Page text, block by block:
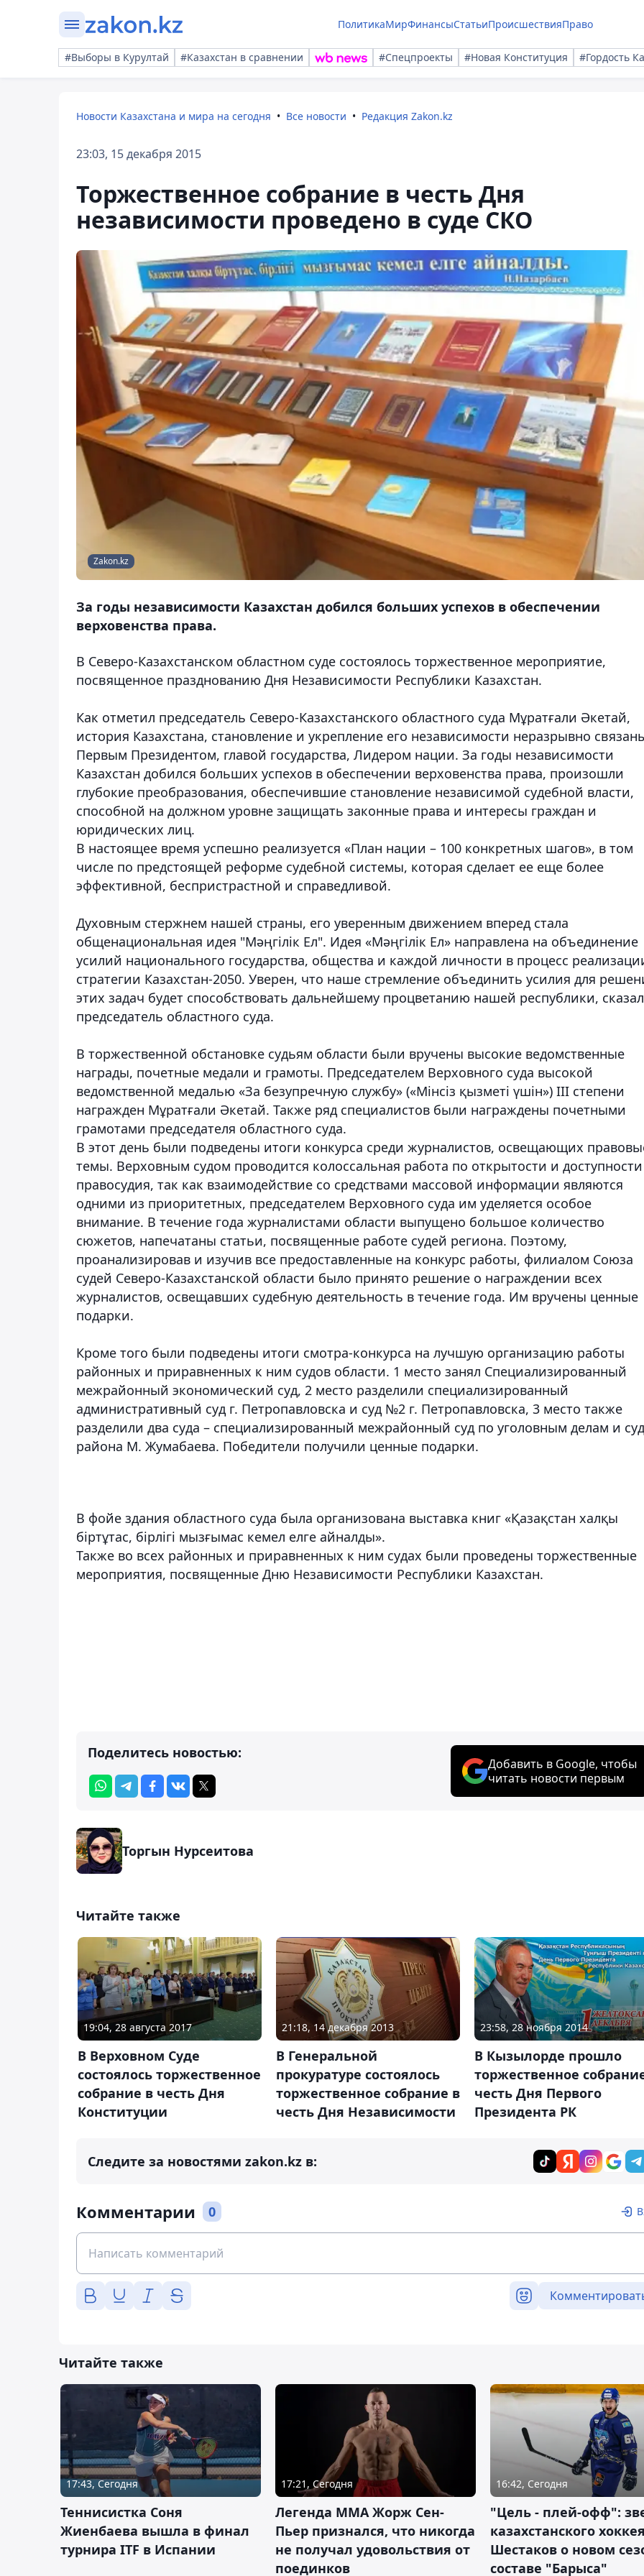
ПолитикаМирФинансыСтатьиПроисшествияПраво
#Выборы в Курултай #Казахстан в сравнении #Спецпроекты #Новая Конституция #Гордость
Новости Казахстана и мира на сегодня Все новости Редакция Zakon.kz
23:03, 15 декабря 2015
Торжественное собрание в честь Дня
независимости проведено в суде СКО
Zakon.kz
За годы независимости Казахстан добился больших успехов в обеспечении
верховенства права.
В Северо-Казахстанском областном суде состоялось торжественное мероприятие,
посвященное празднованию Дня Независимости Республики Казахстан.
Как отметил председатель Северо-Казахстанского областного суда Мұратғали Әкетай,
история Казахстана, становление и укрепление его независимости неразрывно
Первым Президентом, главой государства, Лидером нации. За годы независимости
Казахстан добился больших успехов в обеспечении верховенства права, произошли
глубокие преобразования, обеспечившие становление независимой судебной власти,
способной на должном уровне защищать законные права и интересы граждан и
юридических лиц.
В настоящее время успешно реализуется «План нации – 100 конкретных шагов», в том
числе по предстоящей реформе судебной системы, которая сделает ее еще более
эффективной, беспристрастной и справедливой.
Духовным стержнем нашей страны, его уверенным движением вперед стала
общенациональная идея "Мәңгілік Ел". Идея «Мәңгілік Ел» направлена на объединение
усилий национального государства, общества и каждой личности в процесс
стратегии Казахстан-2050. Уверен, что наше стремление объединить усилия для
этих задач будет способствовать дальнейшему процветанию нашей республики, сказал
председатель областного суда.
В торжественной обстановке судьям области были вручены высокие ведомственные
награды, почетные медали и грамоты. Председателем Верховного суда высокой
ведомственной медалью «За безупречную службу» («Мінсіз қызметі үшін») III степени
награжден Мұратғали Әкетай. Также ряд специалистов были награждены почетными
грамотами председателя областного суда.
В этот день были подведены итоги конкурса среди журналистов, освещающих
темы. Верховным судом проводится колоссальная работа по открытости и доступности
правосудия, так как взаимодействие со средствами массовой информации являются
одними из приоритетных, председателем Верховного суда им уделяется особое
внимание. В течение года журналистами области выпущено большое количество
сюжетов, напечатаны статьи, посвященные работе судей региона. Поэтому,
проанализировав и изучив все предоставленные на конкурс работы, филиалом Союза
судей Северо-Казахстанской области было принято решение о награждении всех
журналистов, освещавших судебную деятельность в течение года. Им вручены ценные
подарки.
Кроме того были подведены итоги смотра-конкурса на лучшую организацию работы
районных и приравненных к ним судов области. 1 место занял Специализированный
межрайонный экономический суд, 2 место разделили специализированный
административный суд г. Петропавловска и суд №2 г. Петропавловска, 3 место также
разделили два суда – специализированный межрайонный суд по уголовным делам и суд
района М. Жумабаева. Победители получили ценные подарки.
В фойе здания областного суда была организована выставка книг «Қазақстан халқы
біртұтас, бірлігі мызғымас кемел елге айналды».
Также во всех районных и приравненных к ним судах были проведены торжественные
мероприятия, посвященные Дню Независимости Республики Казахстан.
Поделитесь новостью:
Добавить в Google, чтобы
читать новости первым
Торгын Нурсеитова
Читайте также
19:04, 28 августа 2017
В Верховном Суде
состоялось торжественное
собрание в честь Дня
Конституции
21:18, 14 декабря 2013
В Генеральной
прокуратуре состоялось
торжественное собрание в
честь Дня Независимости
23:58, 28 ноября 2014
В Кызылорде прошло
торжественное
честь Дня Первого
Президента РК
Следите за новостями zakon.kz в:
Комментарии 0
Читайте также
17:43, Сегодня
Теннисистка Соня
Жиенбаева вышла в финал
турнира ITF в Испании
17:21, Сегодня
Легенда ММА Жорж Сен-
Пьер признался, что никогда
не получал удовольствия от
поединков
16:42, Сегодня
"Цель - плей-офф":
казахстанского
Шестаков о новом
составе "Барыса"